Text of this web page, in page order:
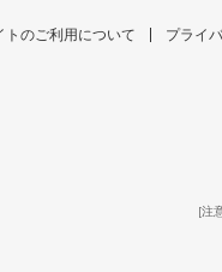
トのご利用について プライ
[注